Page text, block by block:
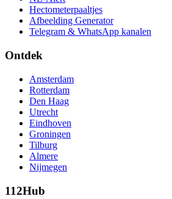
Hectometerpaaltjes
Afbeelding Generator
Telegram & WhatsApp kanalen
Ontdek
Amsterdam
Rotterdam
Den Haag
Utrecht
Eindhoven
Groningen
Tilburg
Almere
Nijmegen
112Hub